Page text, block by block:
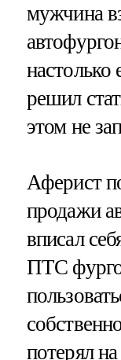
мужчина
настолько
решил
этом не
Аферист
продажи
вписал
ПТС
потерял